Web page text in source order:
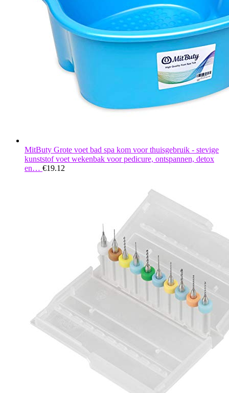
MitButy Grote voet bad spa kom voor thuisgebruik - stevige
kunststof voet wekenbak voor pedicure, ontspannen, detox
en… €19.12